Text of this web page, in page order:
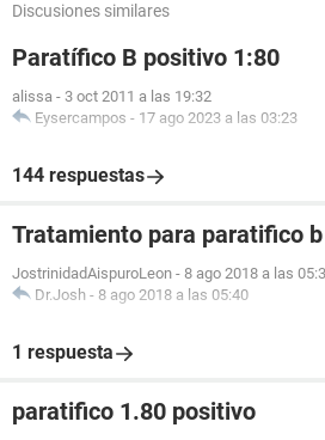
Discusiones similares
Paratífico B positivo 1:80
alissa - 3 oct 2011 a las 19:32
Eysercampos - 17 ago 2023 a las 03:23
144 respuestas
Tratamiento para paratifico
JostrinidadAispuroLeon - 8 ago 2018 a las
Dr.Josh - 8 ago 2018 a las 05:40
1 respuesta
paratifico 1.80 positivo